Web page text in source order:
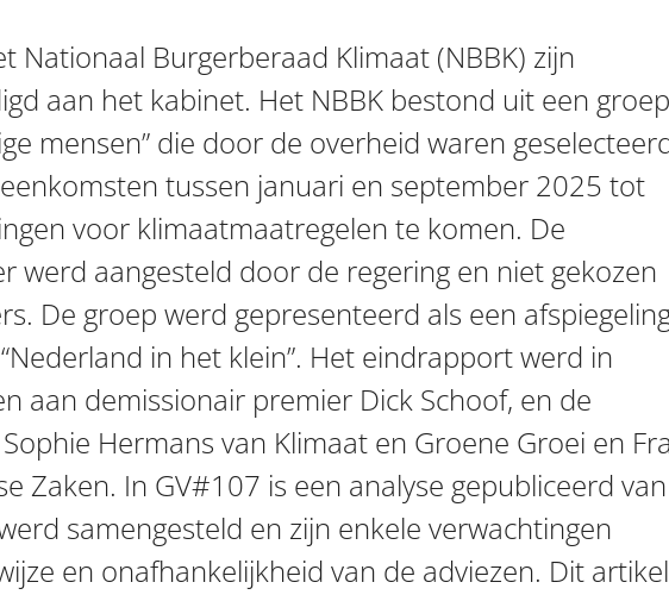
Nationaal Burgerberaad Klimaat (NBBK) zijn
aan het kabinet. Het NBBK bestond uit een groep
mensen” die door de overheid waren
tussen januari en september 2025 tot
voor klimaatmaatregelen te komen. De
werd aangesteld door de regering en niet gekozen
De groep werd gepresenteerd als een
in het klein”. Het eindrapport werd in
aan demissionair premier Dick Schoof, en de
Hermans van Klimaat en Groene Groei en
Zaken. In GV#107 is een analyse gepubliceerd
samengesteld en zijn enkele verwachtingen
en onafhankelijkheid van de adviezen. Dit